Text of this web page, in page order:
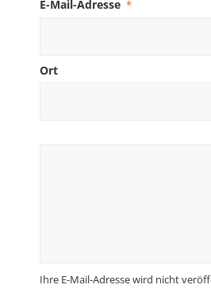
E-Mail-Adresse *
Ort
Ihre E-Mail-Adresse wird nicht